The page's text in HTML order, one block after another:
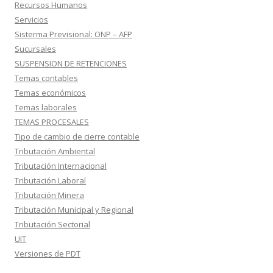
Recursos Humanos
Servicios
Sisterma Previsional: ONP – AFP
Sucursales
SUSPENSION DE RETENCIONES
Temas contables
Temas económicos
Temas laborales
TEMAS PROCESALES
Tipo de cambio de cierre contable
Tributación Ambiental
Tributación Internacional
Tributación Laboral
Tributación Minera
Tributación Municipal y Regional
Tributación Sectorial
UIT
Versiones de PDT